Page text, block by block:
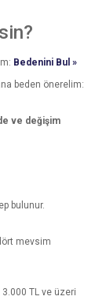
Bedenini Bul »
beden önerelim:
ve değişim
bulunur.
mevsim
TL ve üzeri